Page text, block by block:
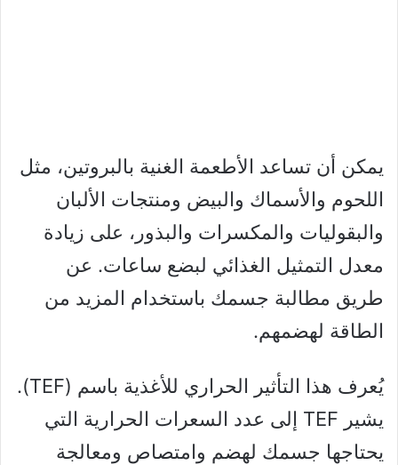
يمكن أن تساعد الأطعمة الغنية بالبروتين، مثل
اللحوم والأسماك والبيض ومنتجات الألبان
والبقوليات والمكسرات والبذور، على زيادة
معدل التمثيل الغذائي لبضع ساعات. عن
طريق مطالبة جسمك باستخدام المزيد من
الطاقة لهضمهم.
يُعرف هذا التأثير الحراري للأغذية باسم (TEF).
يشير TEF إلى عدد السعرات الحرارية التي
يحتاجها جسمك لهضم وامتصاص ومعالجة